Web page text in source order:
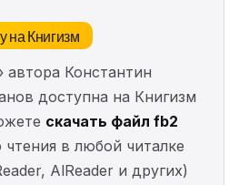
на Книгизм
автора Константин
доступна на Книгизм
скачать файл fb2
в любой читалке
AlReader и других)